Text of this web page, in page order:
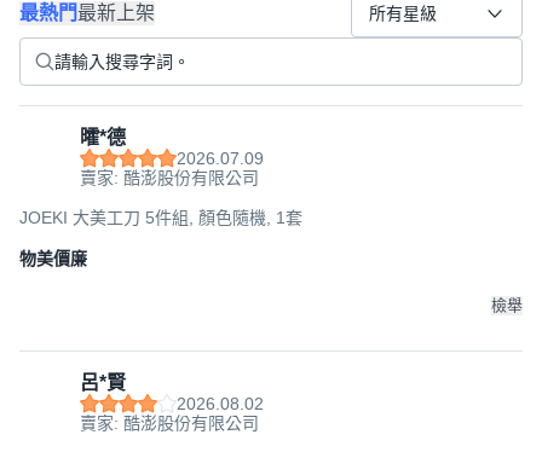
最熱門最新上架 所有星級
曤*德
2026.07.09
賣家: 酷澎股份有限公司
JOEKI 大美工刀 5件組, 顏色隨機, 1套
物美價廉
檢舉
呂*賢
2026.08.02
賣家: 酷澎股份有限公司